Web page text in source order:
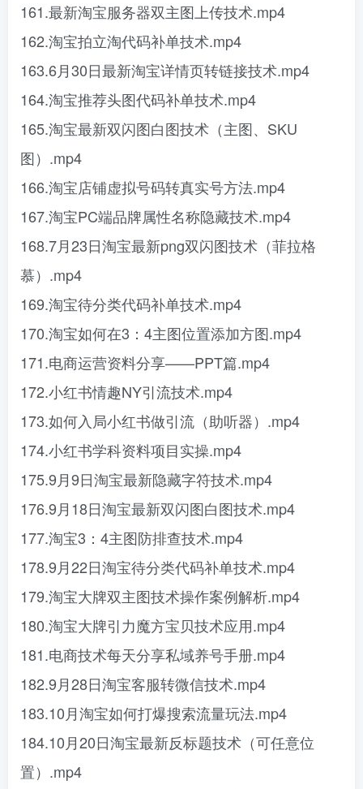
161.最新淘宝服务器双主图上传技术.mp4
162.淘宝拍立淘代码补单技术.mp4
163.6月30日最新淘宝详情页转链接技术.mp4
164.淘宝推荐头图代码补单技术.mp4
165.淘宝最新双闪图白图技术（主图、SKU
图）.mp4
166.淘宝店铺虚拟号码转真实号方法.mp4
167.淘宝PC端品牌属性名称隐藏技术.mp4
168.7月23日淘宝最新png双闪图技术（菲拉格
慕）.mp4
169.淘宝待分类代码补单技术.mp4
170.淘宝如何在3：4主图位置添加方图.mp4
171.电商运营资料分享——PPT篇.mp4
172.小红书情趣NY引流技术.mp4
173.如何入局小红书做引流（助听器）.mp4
174.小红书学科资料项目实操.mp4
175.9月9日淘宝最新隐藏字符技术.mp4
176.9月18日淘宝最新双闪图白图技术.mp4
177.淘宝3：4主图防排查技术.mp4
178.9月22日淘宝待分类代码补单技术.mp4
179.淘宝大牌双主图技术操作案例解析.mp4
180.淘宝大牌引力魔方宝贝技术应用.mp4
181.电商技术每天分享私域养号手册.mp4
182.9月28日淘宝客服转微信技术.mp4
183.10月淘宝如何打爆搜索流量玩法.mp4
184.10月20日淘宝最新反标题技术（可任意位
置）.mp4